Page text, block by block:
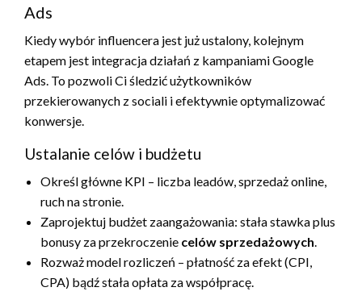
Ads
Kiedy wybór influencera jest już ustalony, kolejnym
etapem jest integracja działań z kampaniami Google
Ads. To pozwoli Ci śledzić użytkowników
przekierowanych z sociali i efektywnie optymalizować
konwersje.
Ustalanie celów i budżetu
Określ główne KPI – liczba leadów, sprzedaż online,
ruch na stronie.
Zaprojektuj budżet zaangażowania: stała stawka plus
bonusy za przekroczenie celów sprzedażowych.
Rozważ model rozliczeń – płatność za efekt (CPI,
CPA) bądź stała opłata za współpracę.